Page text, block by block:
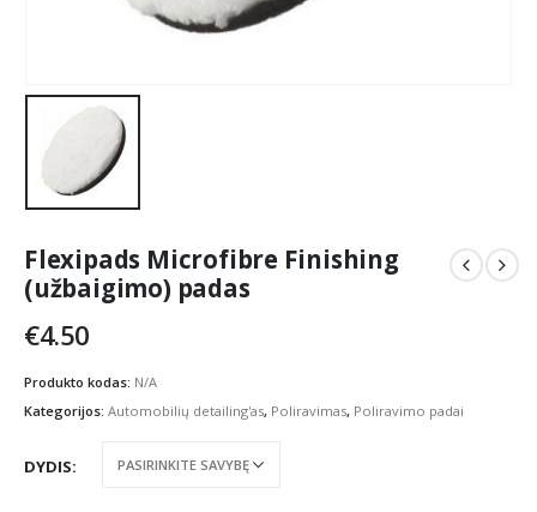
Flexipads Microfibre Finishing
(užbaigimo) padas
€4.50
Produkto kodas: N/A
Kategorijos: Automobilių detailing'as, Poliravimas, Poliravimo padai
DYDIS